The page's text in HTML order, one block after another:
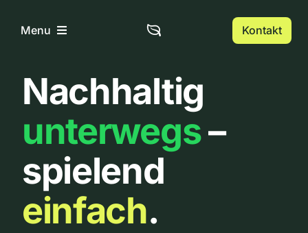
InhaltMenu
Home
Über uns
Urbanlist
Kontakt
Nachhaltig
unterwegs–
spielend
einfach.